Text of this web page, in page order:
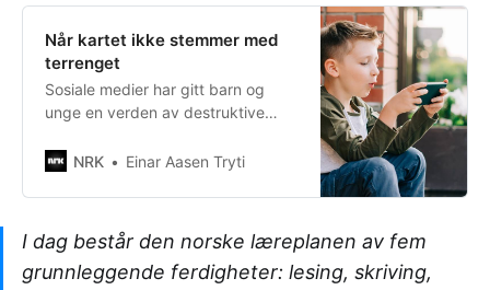
Når kartet ikke stemmer med
terrenget
Sosiale medier har gitt barn og
unge en verden av destruktive
NRK
Einar Aasen Tryti
I dag består den norske læreplanen av fem
grunnleggende ferdigheter: lesing, skriving,